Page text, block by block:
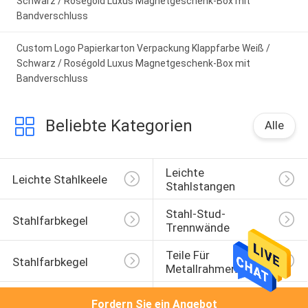
Bandverschluss
Custom Logo Papierkarton Verpackung Klappfarbe Weiß /
Schwarz / Roségold Luxus Magnetgeschenk-Box mit
Bandverschluss
Beliebte Kategorien Alle
Leichte Stahlkeele
Leichte
Stahlstangen
Stahlfarbkegel
Stahl-Stud-
Trennwände
Stahlfarbkegel
Teile Für
Metallrahmen
Fordern Sie ein Angebot